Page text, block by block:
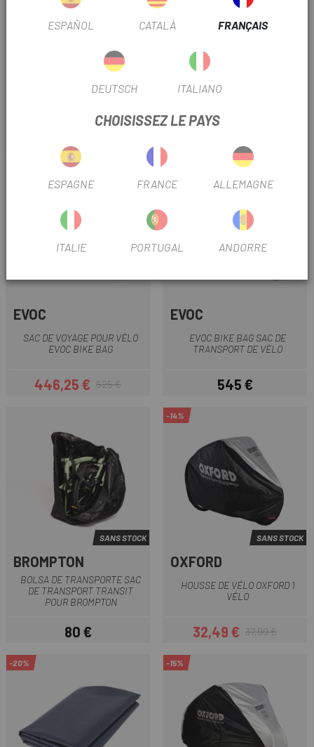
GRAND SAC ÉTANCHE
BROMPTON METRO, AVEC
BOBIKE
ADAPTATEUR D'ATTELAGE BOB
Prix
EVOC
SAC DE VOYAGE POUR VÉLO
EVOC BIKE BAG
Prix
446,25 €Prix habituel
525 €
EVOC
EVOC BIKE BAG SAC DE
TRANSPORT DE VÉLO
Prix
545 €
SANS STOCK
BROMPTON
BOLSA DE TRANSPORTE SAC
DE TRANSPORT TRANSIT
POUR BROMPTON
Prix
80 €
-14%
SANS STOCK
OXFORD
HOUSSE DE VÉLO OXFORD 1
VÉLO
Prix
32,49 €Prix habituel
37,99 €
-20% -15%
ESPAÑOL CATALÀ FRANÇAIS
DEUTSCH ITALIANO
CHOISISSEZ LE PAYS
ESPAGNE FRANCE ALLEMAGNE
ITALIE PORTUGAL ANDORRE